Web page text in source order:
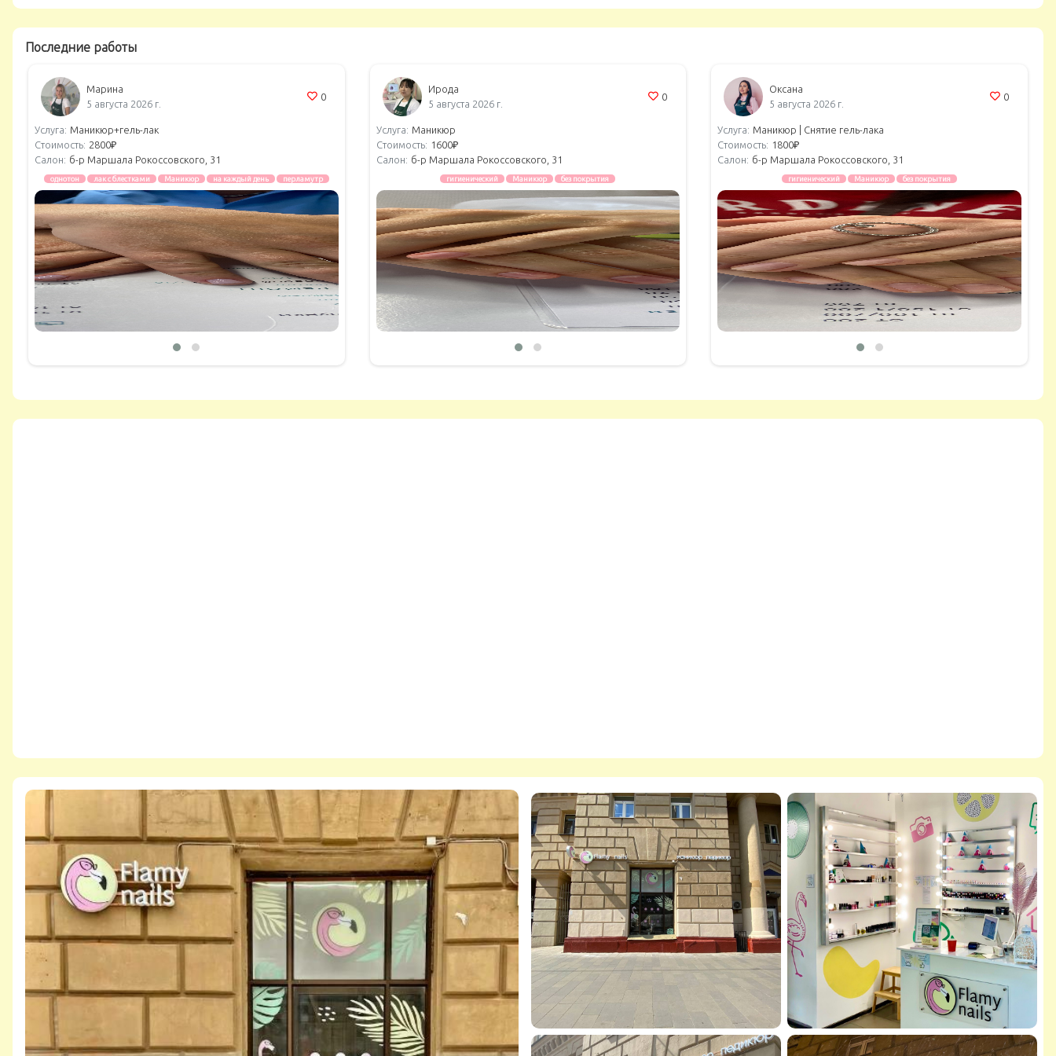
Последние работы
Марина
5 августа 2026 г.
0
Услуга: Маникюр+гель-лак
Стоимость: 2800₽
Салон: б-р Маршала Рокоссовского, 31
однотон лак с блестками Маникюр на каждый день перламутр
Ирода
5 августа 2026 г.
0
Услуга: Маникюр
Стоимость: 1600₽
Салон: б-р Маршала Рокоссовского, 31
гигиенический Маникюр без покрытия
Оксана
5 августа 2026 г.
0
Услуга: Маникюр | Снятие гель-лака
Стоимость: 1800₽
Салон: б-р Маршала Рокоссовского, 31
гигиенический Маникюр без покрытия